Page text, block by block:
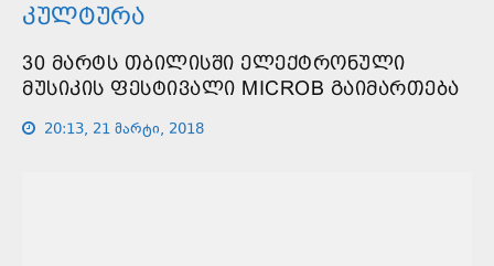
ᲙᲣᲚᲢᲣᲠᲐ
30 ᲛᲐᲠᲢᲡ ᲗᲑᲘᲚᲘᲡᲨᲘ ᲔᲚᲔᲥᲢᲠᲝᲜᲣᲚᲘ
ᲛᲣᲡᲘᲙᲘᲡ ᲤᲔᲡᲢᲘᲕᲐᲚᲘ MICROB ᲒᲐᲘᲛᲐᲠᲗᲔᲑᲐ
20:13, 21 მარტი, 2018